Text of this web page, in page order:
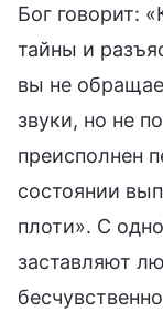
Бог говорит:
тайны и
вы не
звуки, но не
преисполнен
состоянии
плоти». С
заставляют